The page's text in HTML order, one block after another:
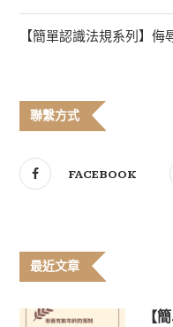
【簡單認識法規系列】
聯繫方式
FACEBOOK
最近文章
【